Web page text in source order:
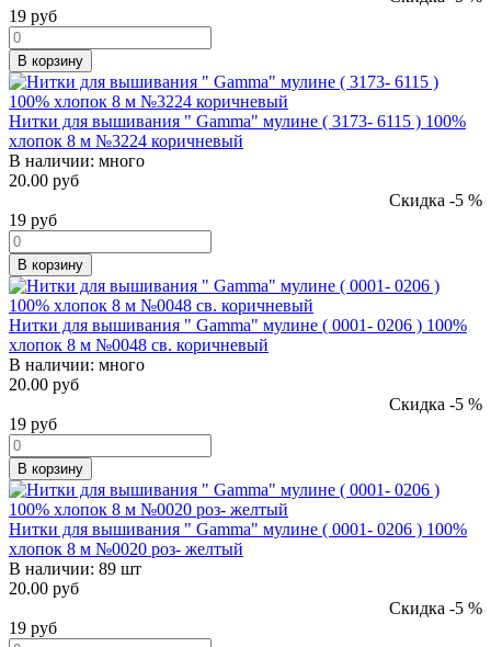
19 руб
В корзину
Нитки для вышивания " Gamma" мулине ( 3173- 6115 ) 100%
хлопок 8 м №3224 коричневый
В наличии: много
20.00 руб
Скидка -5 %
19 руб
В корзину
Нитки для вышивания " Gamma" мулине ( 0001- 0206 ) 100%
хлопок 8 м №0048 св. коричневый
В наличии: много
20.00 руб
Скидка -5 %
19 руб
В корзину
Нитки для вышивания " Gamma" мулине ( 0001- 0206 ) 100%
хлопок 8 м №0020 роз- желтый
В наличии: 89 шт
20.00 руб
Скидка -5 %
19 руб